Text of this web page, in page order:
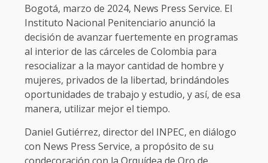
Bogotá, marzo de 2024, News Press Service. El
Instituto Nacional Penitenciario anunció la
decisión de avanzar fuertemente en programas
al interior de las cárceles de Colombia para
resocializar a la mayor cantidad de hombre y
mujeres, privados de la libertad, brindándoles
oportunidades de trabajo y estudio, y así, de esa
manera, utilizar mejor el tiempo.
Daniel Gutiérrez, director del INPEC, en diálogo
con News Press Service, a propósito de su
condecoración con la Orquídea de Oro de